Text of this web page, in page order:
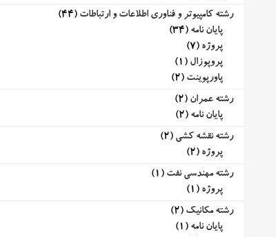
رشته کامپیوتر و فناوری اطلاعات و ارتباطات (44)
پایان نامه (34)
پروژه (7)
پروپوزال (1)
پاورپوینت (2)
رشته عمران (2)
پایان نامه (2)
رشته نقشه کشی (2)
پروژه (2)
رشته مهندسی نفت (1)
پروژه (1)
رشته مکانیک (2)
پایان نامه (1)